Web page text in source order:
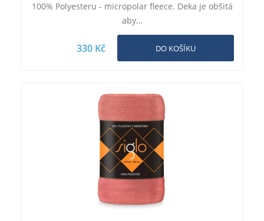
100% Polyesteru - micropolar fleece. Deka je obšitá
aby…
330 Kč DO KOŠÍKU